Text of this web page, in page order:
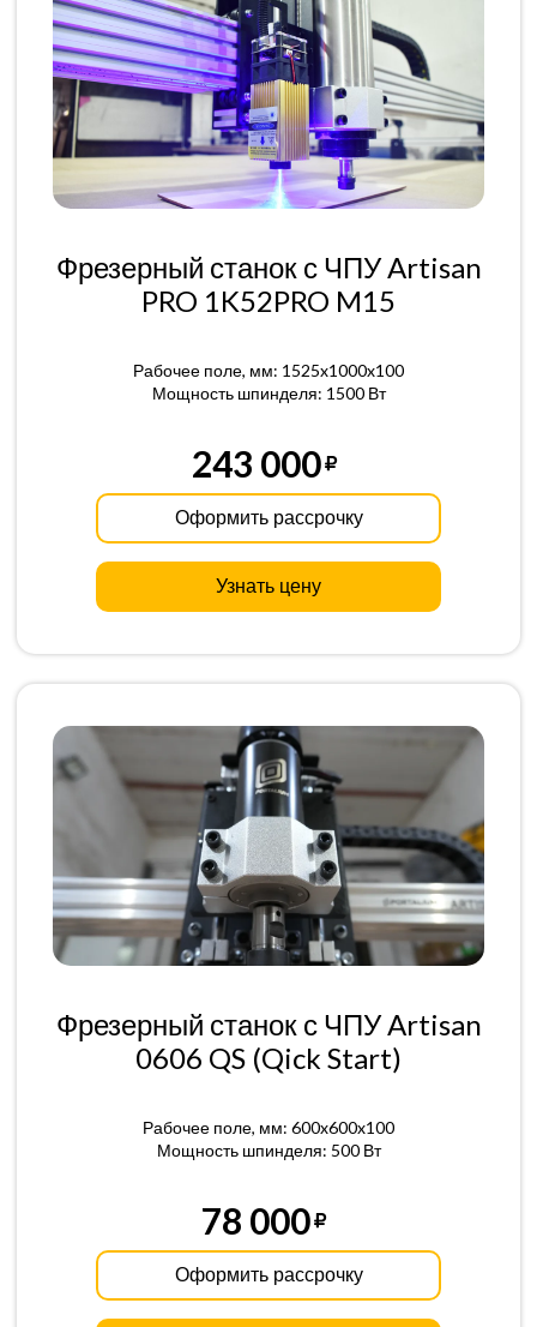
Фрезерный станок с ЧПУ Artisan
PRO 1K52PRO M15
Рабочее поле, мм: 1525x1000x100
Мощность шпинделя: 1500 Вт
243 000
Оформить рассрочку
Узнать цену
Фрезерный станок с ЧПУ Artisan
0606 QS (Qick Start)
Рабочее поле, мм: 600x600x100
Мощность шпинделя: 500 Вт
78 000
Оформить рассрочку